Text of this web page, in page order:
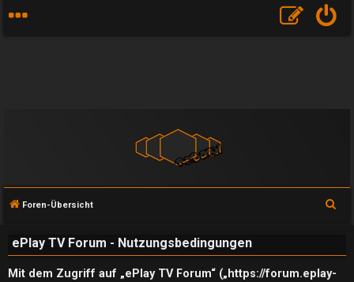
Foren-Übersicht
ePlay TV Forum - Nutzungsbedingungen
Mit dem Zugriff auf „ePlay TV Forum“ („https://forum.eplay-